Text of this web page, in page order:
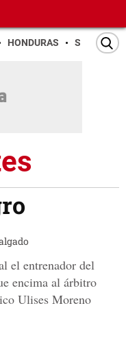
HONDURAS SAN PEDRO
el entrenador del
encima al árbitro
Ulises Moreno